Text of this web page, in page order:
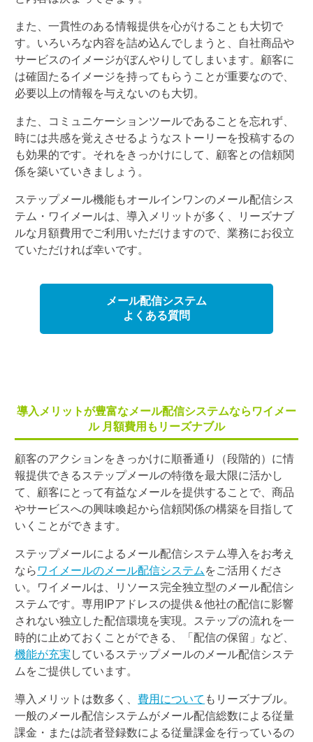
また、一貫性のある情報提供を心がけることも大切で
す。いろいろな内容を詰め込んでしまうと、自社商品や
サービスのイメージがぼんやりしてしまいます。顧客に
は確固たるイメージを持ってもらうことが重要なので、
必要以上の情報を与えないのも大切。
また、コミュニケーションツールであることを忘れず、
時には共感を覚えさせるようなストーリーを投稿するの
も効果的です。それをきっかけにして、顧客との信頼関
係を築いていきましょう。
ステップメール機能もオールインワンのメール配信シス
テム・ワイメールは、導入メリットが多く、リーズナブ
ルな月額費用でご利用いただけますので、業務にお役立
ていただければ幸いです。
メール配信システム
よくある質問
導入メリットが豊富なメール配信システムならワイメー
ル 月額費用もリーズナブル
顧客のアクションをきっかけに順番通り（段階的）に情
報提供できるステップメールの特徴を最大限に活かし
て、顧客にとって有益なメールを提供することで、商品
やサービスへの興味喚起から信頼関係の構築を目指して
いくことができます。
ステップメールによるメール配信システム導入をお考え
なら ワイメールのメール配信システム をご活用くださ
い。ワイメールは、リソース完全独立型のメール配信シ
ステムです。専用IPアドレスの提供＆他社の配信に影響
されない独立した配信環境を実現。ステップの流れを一
時的に止めておくことができる、「配信の保留」など、
機能が充実 しているステップメールのメール配信システ
ムをご提供しています。
導入メリットは数多く、 費用について もリーズナブル。
一般のメール配信システムがメール配信総数による従量
課金・または読者登録数による従量課金を行っているの